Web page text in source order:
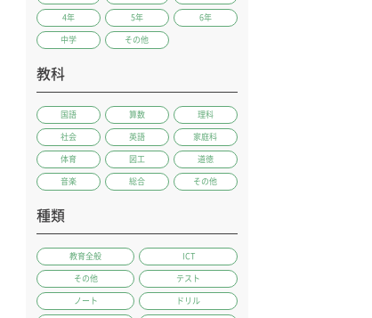
4年 5年 6年
中学 その他
教科
国語 算数 理科
社会 英語 家庭科
体育 図工 道徳
音楽 総合 その他
種類
教育全般 ICT
その他 テスト
ノート ドリル